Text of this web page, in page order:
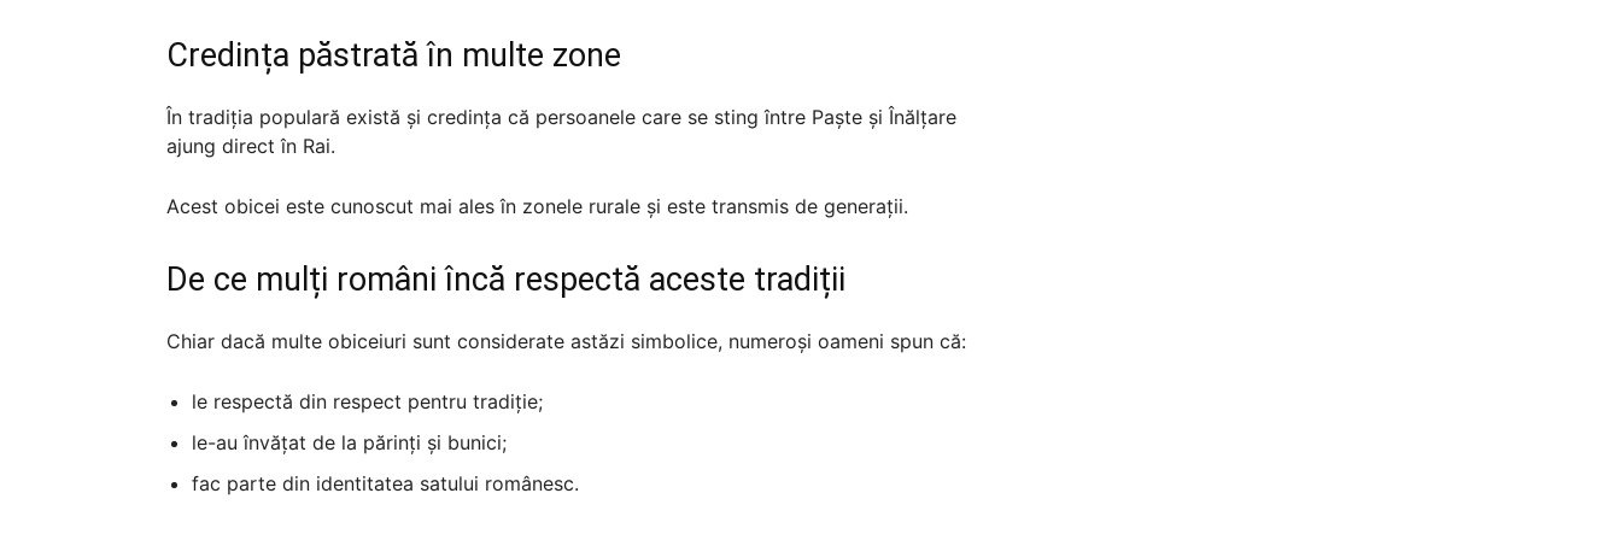
Credința păstrată în multe zone
În tradiția populară există și credința că persoanele care se sting între Paște și Înălțare
ajung direct în Rai.
Acest obicei este cunoscut mai ales în zonele rurale și este transmis de generații.
De ce mulți români încă respectă aceste tradiții
Chiar dacă multe obiceiuri sunt considerate astăzi simbolice, numeroși oameni spun că:
le respectă din respect pentru tradiție;
le-au învățat de la părinți și bunici;
fac parte din identitatea satului românesc.